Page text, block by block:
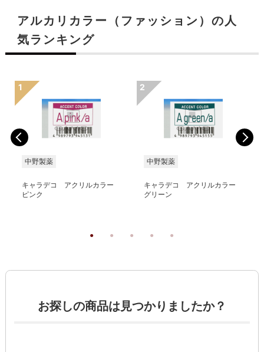
アルカリカラー（ファッション）の人
気ランキング
中野製薬
キャラデコ アクリルカラー
ピンク
中野製薬
キャラデコ アクリルカラー
グリーン
お探しの商品は見つかりましたか？